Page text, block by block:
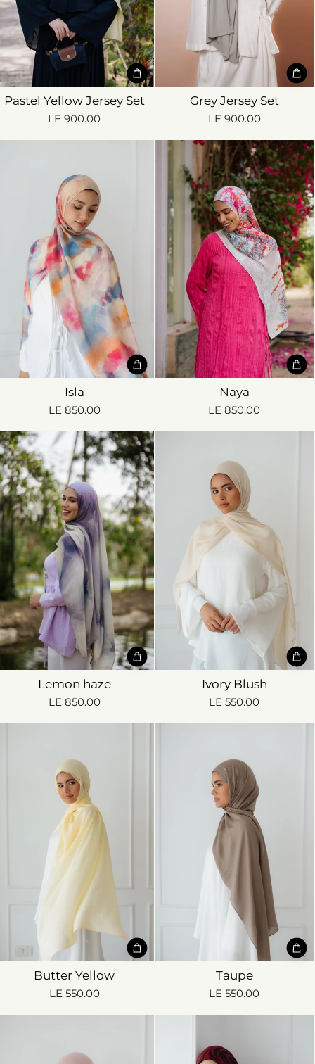
Pastel Yellow Jersey Set
LE 900.00
Grey Jersey Set
LE 900.00
Isla
LE 850.00
Naya
LE 850.00
Lemon haze
LE 850.00
Ivory Blush
LE 550.00
Butter Yellow
LE 550.00
Taupe
LE 550.00